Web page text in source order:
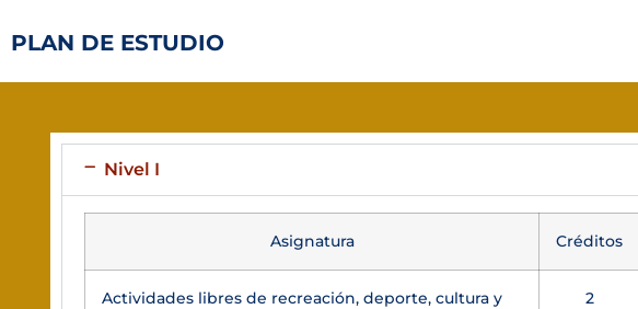
PLAN DE ESTUDIO
Nivel I
Asignatura Créditos
Actividades libres de recreación, deporte, cultura y
2